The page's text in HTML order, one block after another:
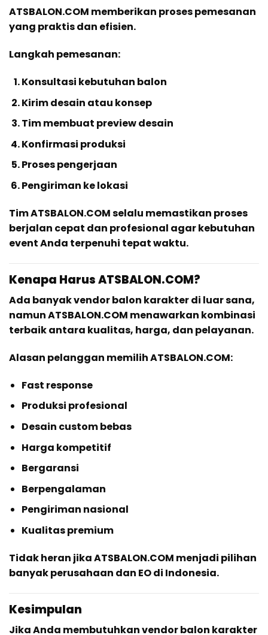
ATSBALON.COM memberikan proses pemesanan
yang praktis dan efisien.
Langkah pemesanan:
Konsultasi kebutuhan balon
Kirim desain atau konsep
Tim membuat preview desain
Konfirmasi produksi
Proses pengerjaan
Pengiriman ke lokasi
Tim ATSBALON.COM selalu memastikan proses
berjalan cepat dan profesional agar kebutuhan
event Anda terpenuhi tepat waktu.
Kenapa Harus ATSBALON.COM?
Ada banyak vendor balon karakter di luar sana,
namun ATSBALON.COM menawarkan kombinasi
terbaik antara kualitas, harga, dan pelayanan.
Alasan pelanggan memilih ATSBALON.COM:
Fast response
Produksi profesional
Desain custom bebas
Harga kompetitif
Bergaransi
Berpengalaman
Pengiriman nasional
Kualitas premium
Tidak heran jika ATSBALON.COM menjadi pilihan
banyak perusahaan dan EO di Indonesia.
Kesimpulan
Jika Anda membutuhkan vendor balon karakter